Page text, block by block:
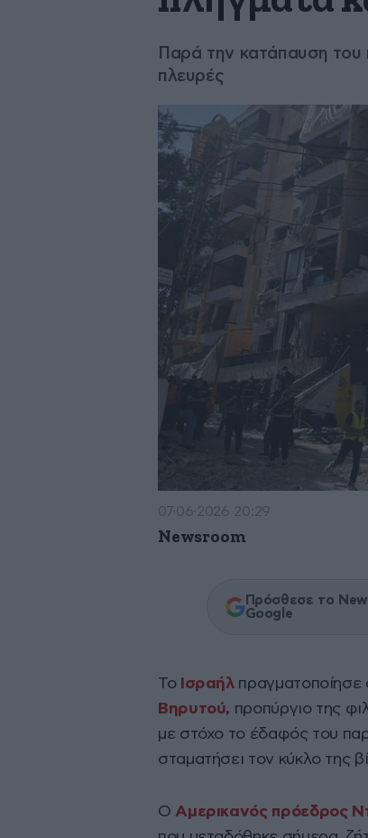
Παρά την κατάπαυση του
πλευρές
07·06·2026 20:29
Newsroom
Πρόσθεσε το
Google
Το Ισραήλ πραγματοποίησε
Βηρυτού, προπύργιο της
με στόχο το έδαφός του
σταματήσει τον κύκλο της
ΟΑμερικανός πρόεδρος